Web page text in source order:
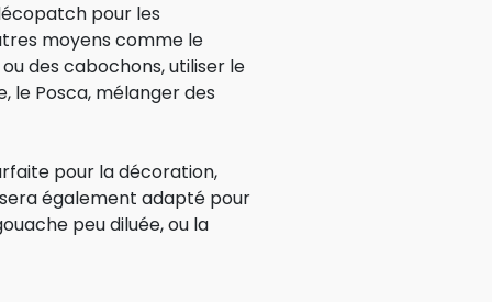
pour les
moyens comme le
des cabochons, utiliser le
le Posca, mélanger des
pour la décoration,
également adapté pour
peu diluée, ou la